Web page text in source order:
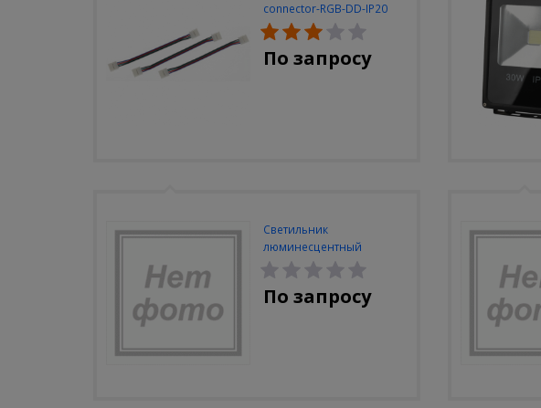
connector-RGB-DD-IP20
(3шт/уп)
По запросу
Светильник
люминесцентный
Navigator NEL-A2-E130-T4-
840/WH
По запросу